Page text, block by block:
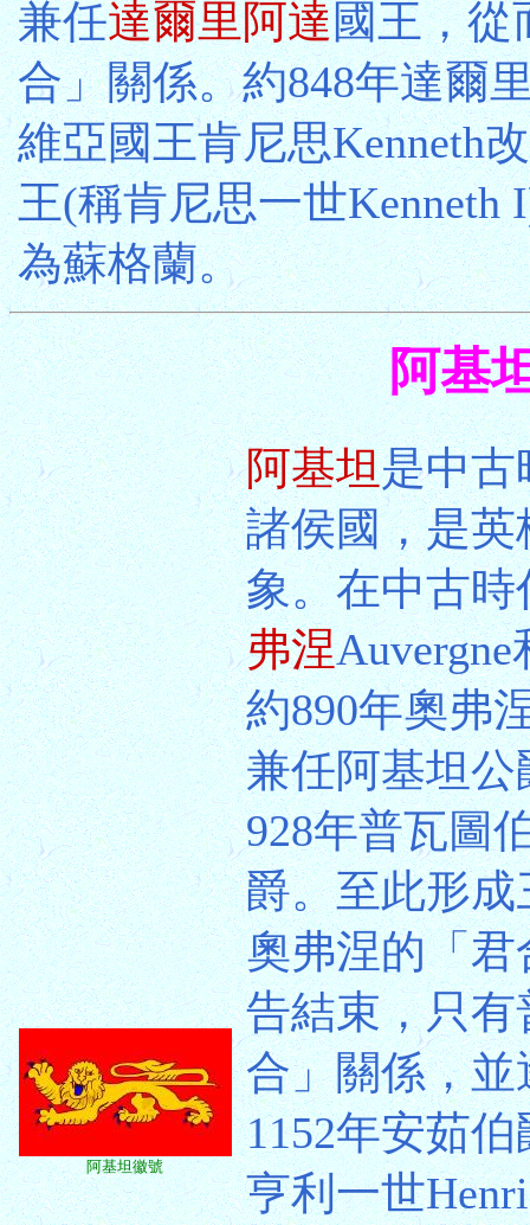
兼任達爾里阿達國王，從
合」關係。約848年達爾
維亞國王肯尼思Kenneth
王(稱肯尼思一世Kenneth
為蘇格蘭。
阿基
阿基坦徽號
阿基坦是中古
諸侯國，是
象。在中古
弗涅Auvergne
約890年奧弗
兼任阿基坦公
928年普瓦圖
爵。至此形
奧弗涅的「君
告結束，只
合」關係，
1152年安茹
亨利一世